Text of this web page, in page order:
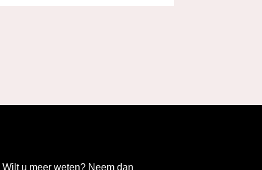
Wilt u meer weten? Neem dan